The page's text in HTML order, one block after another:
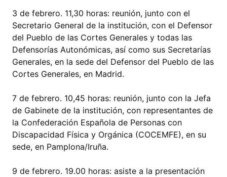
3 de febrero. 11,30 horas: reunión, junto con el
Secretario General de la institución, con el Defensor
del Pueblo de las Cortes Generales y todas las
Defensorías Autonómicas, así como sus Secretarías
Generales, en la sede del Defensor del Pueblo de las
Cortes Generales, en Madrid.
7 de febrero. 10,45 horas: reunión, junto con la Jefa
de Gabinete de la institución, con representantes de
la Confederación Española de Personas con
Discapacidad Física y Orgánica (COCEMFE), en su
sede, en Pamplona/Iruña.
9 de febrero. 19.00 horas: asiste a la presentación